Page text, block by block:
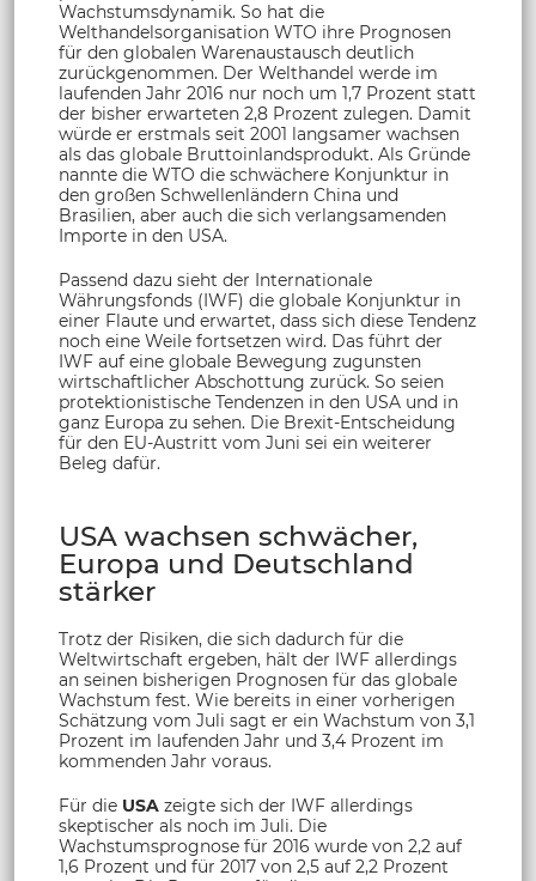
Wachstumsdynamik. So hat die
Welthandelsorganisation WTO ihre Prognosen
für den globalen Warenaustausch deutlich
zurückgenommen. Der Welthandel werde im
laufenden Jahr 2016 nur noch um 1,7 Prozent statt
der bisher erwarteten 2,8 Prozent zulegen. Damit
würde er erstmals seit 2001 langsamer wachsen
als das globale Bruttoinlandsprodukt. Als Gründe
nannte die WTO die schwächere Konjunktur in
den großen Schwellenländern China und
Brasilien, aber auch die sich verlangsamenden
Importe in den USA.
Passend dazu sieht der Internationale
Währungsfonds (IWF) die globale Konjunktur in
einer Flaute und erwartet, dass sich diese Tendenz
noch eine Weile fortsetzen wird. Das führt der
IWF auf eine globale Bewegung zugunsten
wirtschaftlicher Abschottung zurück. So seien
protektionistische Tendenzen in den USA und in
ganz Europa zu sehen. Die Brexit-Entscheidung
für den EU-Austritt vom Juni sei ein weiterer
Beleg dafür.
USA wachsen schwächer,
Europa und Deutschland
stärker
Trotz der Risiken, die sich dadurch für die
Weltwirtschaft ergeben, hält der IWF allerdings
an seinen bisherigen Prognosen für das globale
Wachstum fest. Wie bereits in einer vorherigen
Schätzung vom Juli sagt er ein Wachstum von 3,1
Prozent im laufenden Jahr und 3,4 Prozent im
kommenden Jahr voraus.
Für die USA zeigte sich der IWF allerdings
skeptischer als noch im Juli. Die
Wachstumsprognose für 2016 wurde von 2,2 auf
1,6 Prozent und für 2017 von 2,5 auf 2,2 Prozent